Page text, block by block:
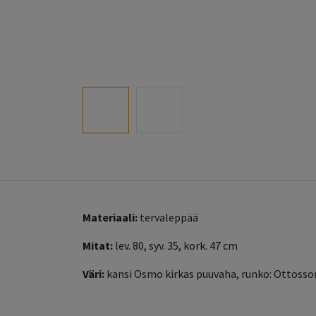
Materiaali: tervaleppää
Mitat: lev. 80, syv. 35, kork. 47 cm
Väri: kansi Osmo kirkas puuvaha, runko: